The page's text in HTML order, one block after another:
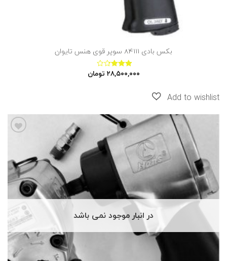
بکس بادی 84111 سوپر قوی هنس تایوان
نمره
۲۸,۵۰۰,۰۰۰ تومان
افزودن
به
علاقه
مندی
ها
در انبار موجود نمی باشد